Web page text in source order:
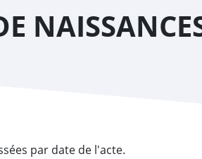
par date de l'acte.